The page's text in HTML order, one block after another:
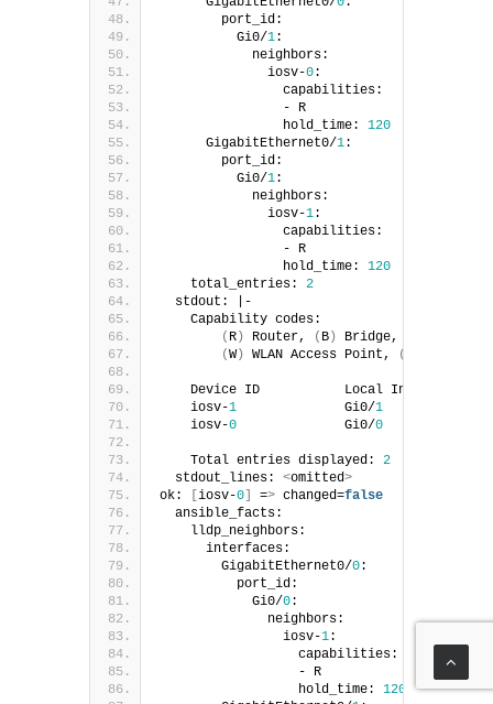
        port_id:
          Gi0/
1:
            neighbors:
              iosv-
0:
                capabilities:
                - R
                hold_time:
120
      GigabitEthernet0/
1:
        port_id:
          Gi0/
1:
            neighbors:
              iosv-
1:
                capabilities:
                - R
                hold_time:
120
    total_entries:
2
  stdout: |-
    Capability codes:
( R) Router, ( B) Bridge,
(W) WLAN Access Point, (
Device ID           Local Intf
    iosv-
1
              Gi0/
1
    iosv-
0
              Gi0/
0
    Total entries displayed:
2
  stdout_lines:
<omitted>
ok:
[iosv-0] => changed=false
  ansible_facts:
    lldp_neighbors:
      interfaces:
        GigabitEthernet0/
0:
          port_id:
            Gi0/
0:
              neighbors:
                iosv-
1:
                  capabilities:
                  - R
                  hold_time:
120